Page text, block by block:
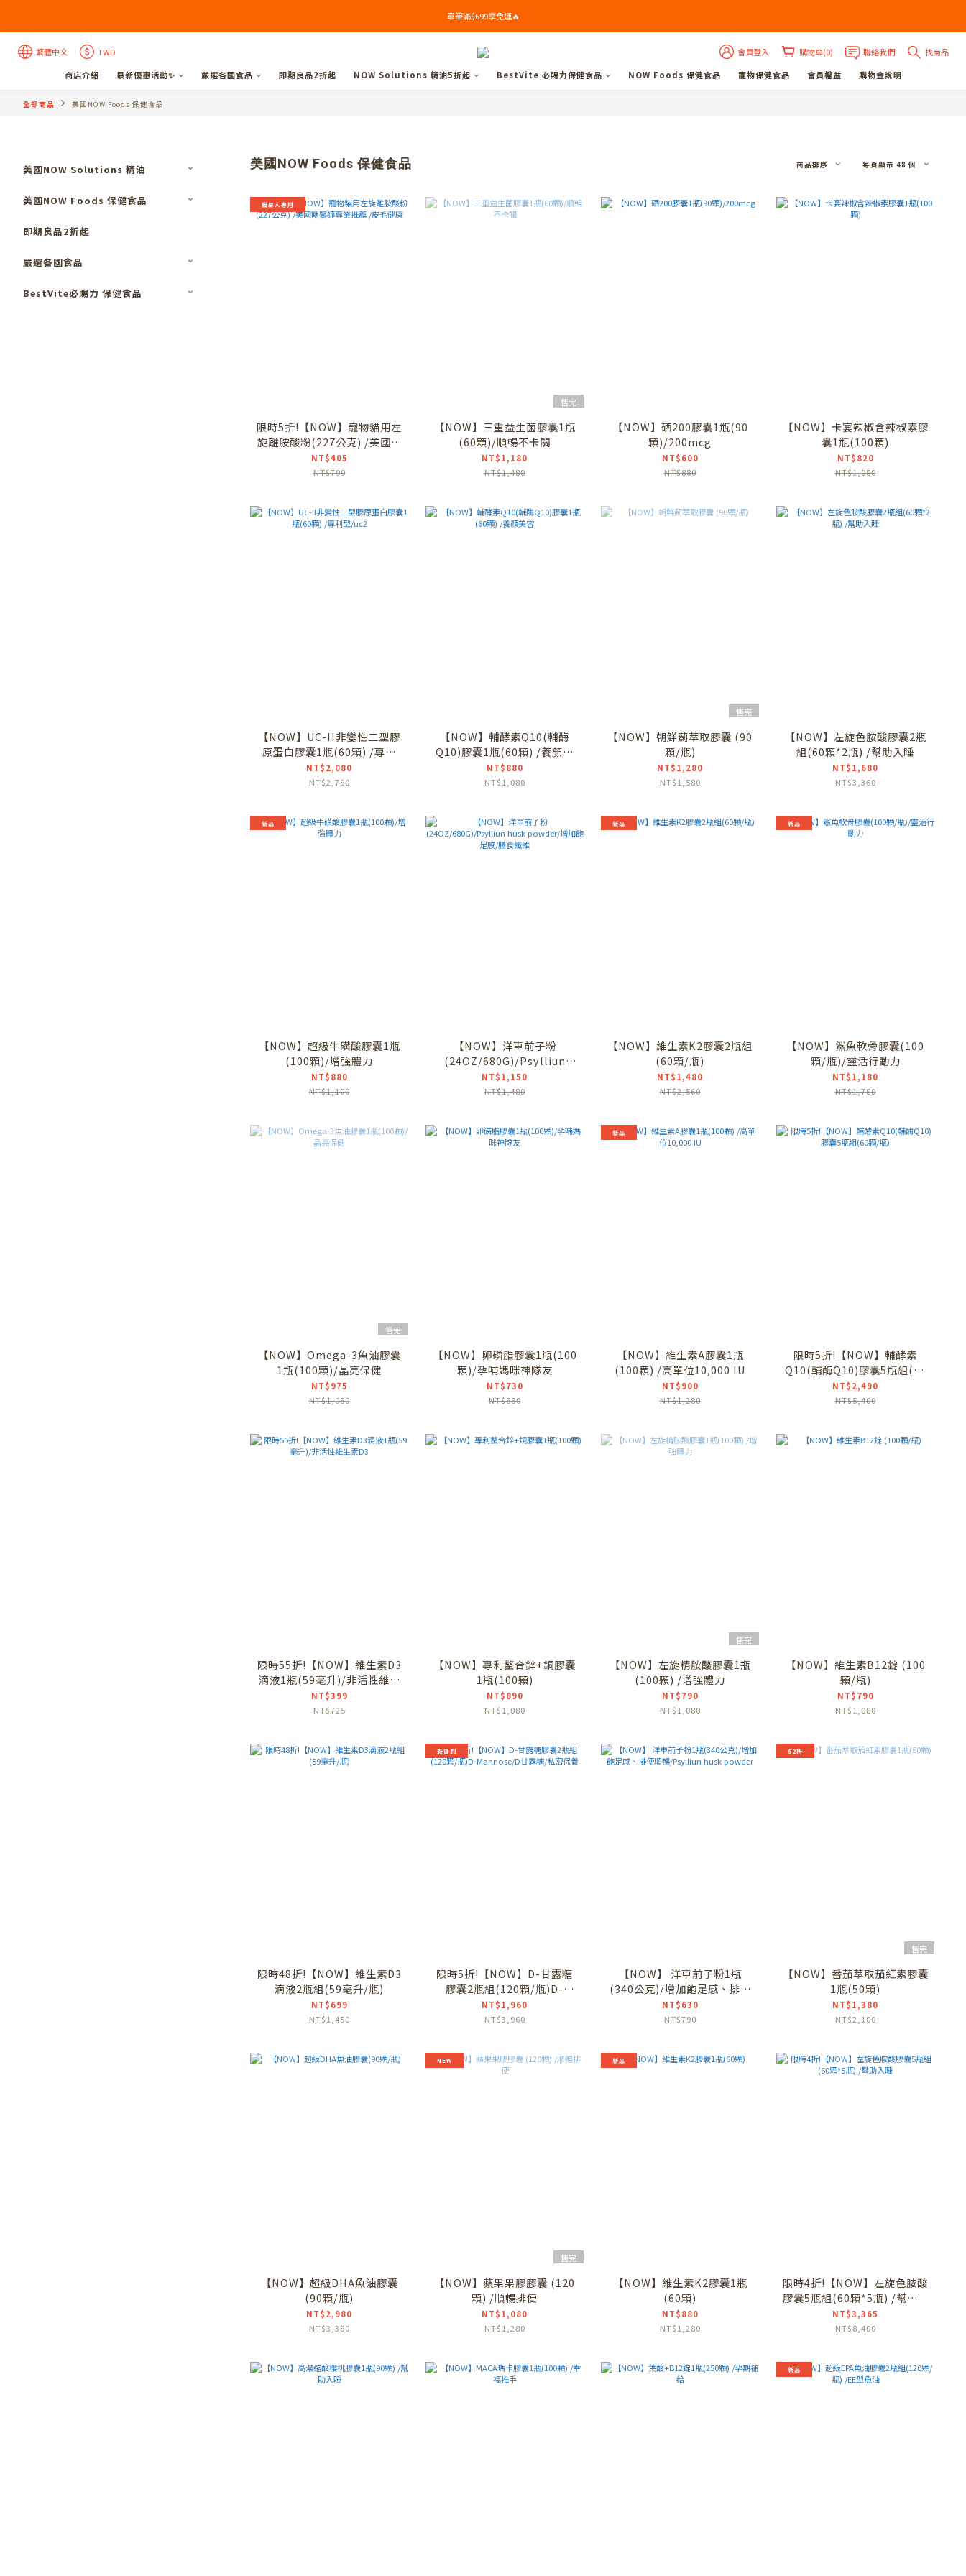
單筆滿$699享免運🔥
單筆滿$699享免運🔥
🎁新會員下單禮: 滿$799送Syllogi初榨橄欖油(100ml)
單筆滿$699享免運🔥
繁體中文 TWD 會員登入 購物車(0) 聯絡我們
找商品
商店介紹
最新優惠活動✨ 嚴選各國食品 即期良品2折起 NOW Solutions 精油5折起 BestVite 必賜力保健食品 NOW Foods 保健食品 寵物保健食品 會員權益 購物金說明
全部商品 美國NOW Foods 保健食品
美國NOW Solutions 精油
美國NOW Foods 保健食品
即期良品2折起
嚴選各國食品
BestVite必賜力 保健食品
美國NOW Foods 保健食品 商品排序 每頁顯示 48 個
貓星人專用
限時5折!【NOW】寵物貓用左
旋離胺酸粉(227公克) /美國獸
醫師專業推薦 /皮毛健康
NT$405
NT$799
售完
【NOW】三重益生菌膠囊1瓶
(60顆)/順暢不卡關
NT$1,180
NT$1,480
【NOW】硒200膠囊1瓶(90
顆)/200mcg
NT$600
NT$880
【NOW】卡宴辣椒含辣椒素膠
囊1瓶(100顆)
NT$820
NT$1,080
【NOW】UC-II非變性二型膠
原蛋白膠囊1瓶(60顆) /專利
型/uc2
NT$2,080
NT$2,780
【NOW】輔酵素Q10(輔酶
Q10)膠囊1瓶(60顆) /養顏美
容
NT$880
NT$1,080
售完
【NOW】朝鮮薊萃取膠囊 (90
顆/瓶)
NT$1,280
NT$1,580
【NOW】左旋色胺酸膠囊2瓶
組(60顆*2瓶) /幫助入睡
NT$1,680
NT$3,360
新品
【NOW】超級牛磺酸膠囊1瓶
(100顆)/增強體力
NT$880
NT$1,100
【NOW】洋車前子粉
(24OZ/680G)/Psylliun
husk powder/增加飽足感/膳
食纖維
NT$1,150
NT$1,480
新品
【NOW】維生素K2膠囊2瓶組
(60顆/瓶)
NT$1,480
NT$2,560
新品
【NOW】鯊魚軟骨膠囊(100
顆/瓶)/靈活行動力
NT$1,180
NT$1,780
售完
【NOW】Omega-3魚油膠囊
1瓶(100顆)/晶亮保健
NT$975
NT$1,080
【NOW】卵磷脂膠囊1瓶(100
顆)/孕哺媽咪神隊友
NT$730
NT$880
新品
【NOW】維生素A膠囊1瓶
(100顆) /高單位10,000 IU
NT$900
NT$1,280
限時5折!【NOW】輔酵素
Q10(輔酶Q10)膠囊5瓶組(60
顆/瓶)
NT$2,490
NT$5,400
限時55折!【NOW】維生素D3
滴液1瓶(59毫升)/非活性維生
素D3
NT$399
NT$725
【NOW】專利螯合鋅+銅膠囊
1瓶(100顆)
NT$890
NT$1,080
售完
【NOW】左旋精胺酸膠囊1瓶
(100顆) /增強體力
NT$790
NT$1,080
【NOW】維生素B12錠 (100
顆/瓶)
NT$790
NT$1,080
限時48折!【NOW】維生素D3
滴液2瓶組(59毫升/瓶)
NT$699
NT$1,450
新貨到
限時5折!【NOW】D-甘露糖
膠囊2瓶組(120顆/瓶)D-
Mannose/D甘露糖/私密保養
NT$1,960
NT$3,960
【NOW】 洋車前子粉1瓶
(340公克)/增加飽足感、排便
順暢/Psylliun husk powder
NT$630
NT$790
62折
售完
【NOW】番茄萃取茄紅素膠囊
1瓶(50顆)
NT$1,380
NT$2,100
【NOW】超級DHA魚油膠囊
(90顆/瓶)
NT$2,980
NT$3,380
NEW
售完
【NOW】蘋果果膠膠囊 (120
顆) /順暢排便
NT$1,080
NT$1,280
新品
【NOW】維生素K2膠囊1瓶
(60顆)
NT$880
NT$1,280
限時4折!【NOW】左旋色胺酸
膠囊5瓶組(60顆*5瓶) /幫助入
睡
NT$3,365
NT$8,400
新品